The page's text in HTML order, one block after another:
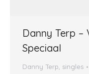
Danny Terp
Speciaal
Danny Terp singles